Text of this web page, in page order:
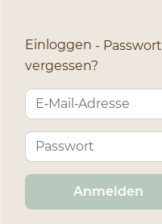
Einloggen
Passwort
vergessen?
Anmelden